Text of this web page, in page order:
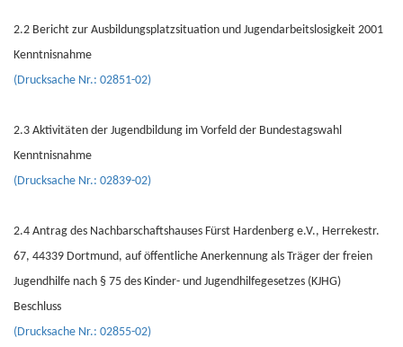
2.2 Bericht zur Ausbildungsplatzsituation und Jugendarbeitslosigkeit 2001
Kenntnisnahme
(Drucksache Nr.: 02851-02)
2.3 Aktivitäten der Jugendbildung im Vorfeld der Bundestagswahl
Kenntnisnahme
(Drucksache Nr.: 02839-02)
2.4 Antrag des Nachbarschaftshauses Fürst Hardenberg e.V., Herrekestr.
67, 44339 Dortmund, auf öffentliche Anerkennung als Träger der freien
Jugendhilfe nach § 75 des Kinder- und Jugendhilfegesetzes (KJHG)
Beschluss
(Drucksache Nr.: 02855-02)